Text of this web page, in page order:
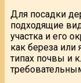
Для посадки
подходящие
участка и его
как береза или
типах почвы и